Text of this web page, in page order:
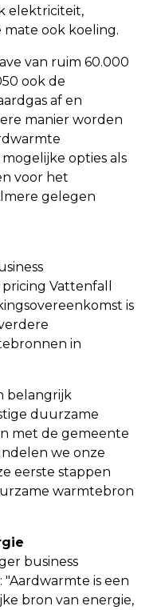
elektriciteit,
ook koeling.
van ruim 60.000
ook de
af en
manier worden
opties als
voor het
gelegen
Vattenfall
is
in
belangrijk
duurzame
met de gemeente
we onze
eerste stappen
warmtebron
business
is een
bron van energie,